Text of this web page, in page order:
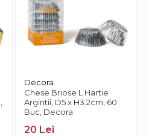
Decora
Chese Briose L Hartie
Argintii, D5 x H3.2cm, 60
Buc, Decora
20 Lei